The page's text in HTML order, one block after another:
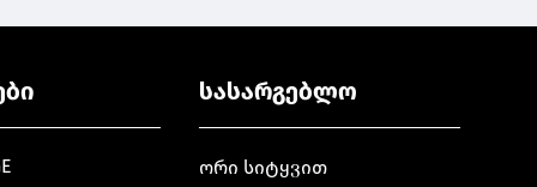
სასარგებლო
ორი სიტყვით